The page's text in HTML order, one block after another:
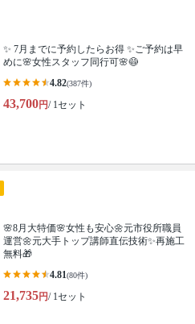
✨ 7月までに予約したらお得 ✨ご予約は早
めに🌸女性スタッフ同行可🌸😷
4.82(387件)
43,700円/ 1セット
🌸8月大特価🌸女性も安心🌼元市役所職員
運営🌼元大手トップ講師直伝技術✨再施工
無料🎁
4.81(80件)
21,735円/ 1セット